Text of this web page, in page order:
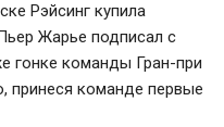
Рэйсинг купила
Жарье подписал с
гонке команды Гран-при
принеся команде первые